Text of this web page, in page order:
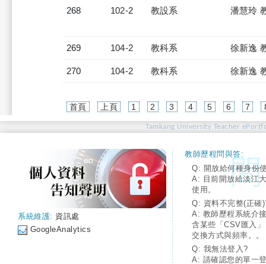
268 102-2 教設系 潘慧玲
269 104-2 教科系 徐新逸
270 104-2 教科系 徐新逸
首頁 上頁 1 2 3 4 5 6 7
Tamkang University Teacher
系統維護: 資訊處
GoogleAnalytics
教師歷程問與答:
Q: 開放給何種身份
A: 目前開放給淡江
使用。
Q: 資料不完整(正確
A: 教師歷程系統介
含某些「CSV匯入
交換方式與頻率。。
Q: 我無法登入?
A: 請確認您的單一